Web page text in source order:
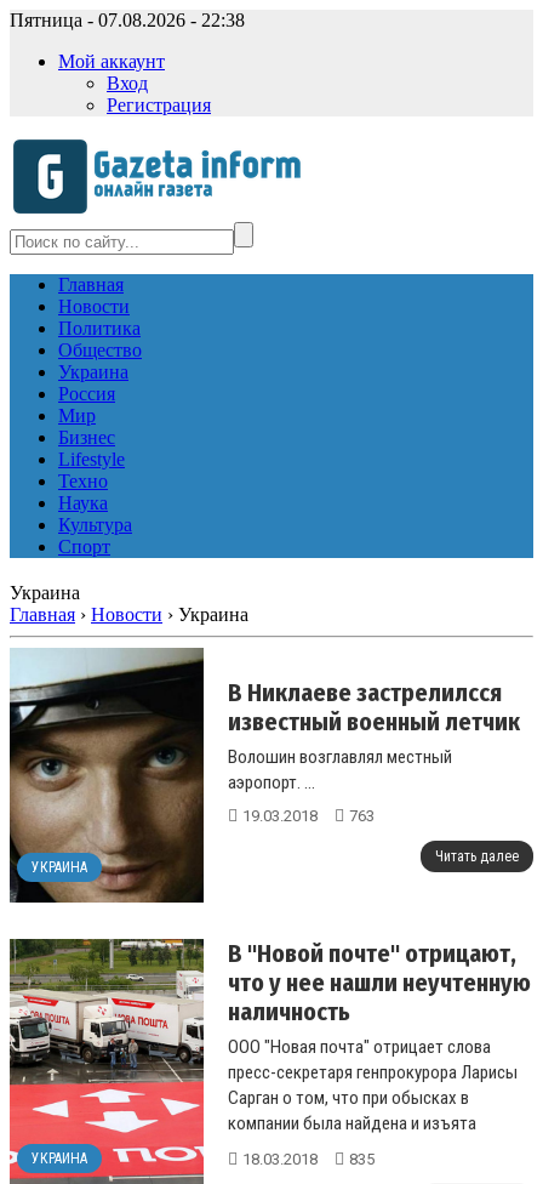
Пятница - 07.08.2026 - 22:38
Мой аккаунт
Вход
Регистрация
Главная
Новости
Политика
Общество
Украина
Россия
Мир
Бизнес
Lifestyle
Техно
Наука
Культура
Спорт
Украина
Главная › Новости › Украина
УКРАИНА
В Никлаеве застрелилсся
известный военный летчик
Волошин возглавлял местный
аэропорт. ...
19.03.2018 763
Читать далее
УКРАИНА
В "Новой почте" отрицают,
что у нее нашли неучтенную
наличность
ООО "Новая почта" отрицает слова
пресс-секретаря генпрокурора Ларисы
Сарган о том, что при обысках в
компании была найдена и изъята
неучтенная в бухгалтерии наличность....
18.03.2018 835